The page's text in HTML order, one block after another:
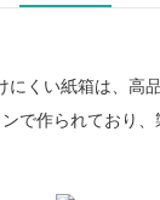
にくい紙箱は、高
で作られており